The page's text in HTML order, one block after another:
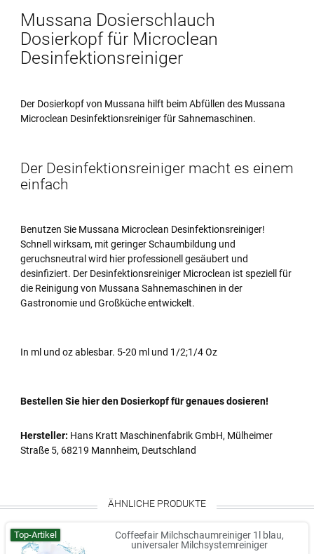
Mussana Dosierschlauch
Dosierkopf für Microclean
Desinfektionsreiniger
Der Dosierkopf von Mussana hilft beim Abfüllen des Mussana
Microclean Desinfektionsreiniger für Sahnemaschinen.
Der Desinfektionsreiniger macht es einem
einfach
Benutzen Sie Mussana Microclean Desinfektionsreiniger!
Schnell wirksam, mit geringer Schaumbildung und
geruchsneutral wird hier professionell gesäubert und
desinfiziert. Der Desinfektionsreiniger Microclean ist speziell für
die Reinigung von Mussana Sahnemaschinen in der
Gastronomie und Großküche entwickelt.
In ml und oz ablesbar. 5-20 ml und 1/2;1/4 Oz
Bestellen Sie hier den Dosierkopf für genaues dosieren!
Hersteller: Hans Kratt Maschinenfabrik GmbH, Mülheimer
Straße 5, 68219 Mannheim, Deutschland
ÄHNLICHE PRODUKTE
Top-Artikel
Coffeefair Milchschaumreiniger 1l blau,
universaler Milchsystemreiniger